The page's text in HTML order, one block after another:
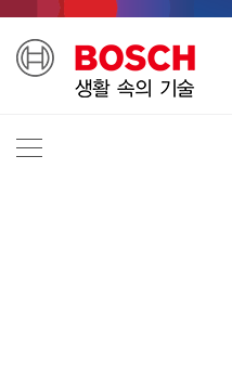
서비스
이벤트 및 유용한 정보
연락처